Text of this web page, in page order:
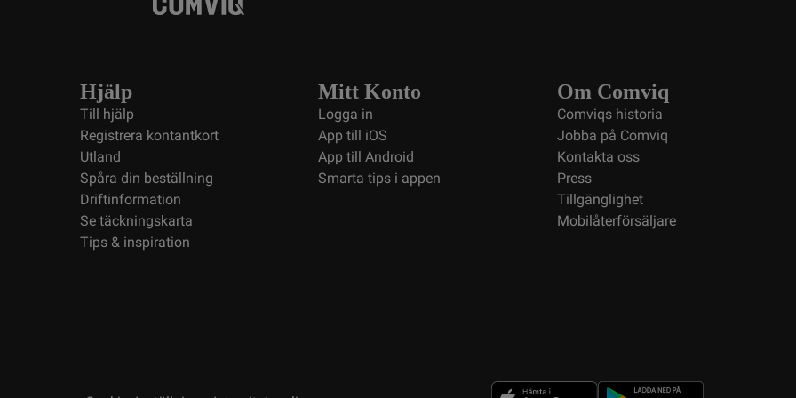
Hjälp
Till hjälp
Registrera kontantkort
Utland
Spåra din beställning
Driftinformation
Se täckningskarta
Tips & inspiration
Mitt Konto
Logga in
App till iOS
App till Android
Smarta tips i appen
Om Comviq
Comviqs historia
Jobba på Comviq
Kontakta oss
Press
Tillgänglighet
Mobilåterförsäljare